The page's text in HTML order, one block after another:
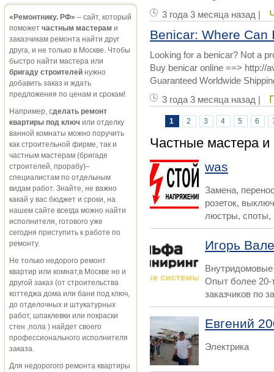
«Ремонтнику. РФ» – сайт, который
поможет частным мастерам и
заказчикам ремонта найти друг
друга, и не только в Москве. Чтобы
быстро найти мастера или
бригаду строителей нужно
добавить заказ и ждать
предложения по ценам и срокам!
Например, сделать ремонт
квартиры под ключ или отделку
ванной комнаты можно поручить
как строительной фирме, так и
частным мастерам (бригаде
строителей, прорабу)–
специалистам по отдельным
видам работ. Знайте, не важно
какай у вас бюджет и сроки, на
нашем сайте всегда можно найти
исполнителя, готового уже
сегодня приступить к работе по
ремонту.
Не только недорого ремонт
квартир или комнат,в Москве но и
другой заказ (от строительства
коттеджа дома или бани под ключ,
до отделочных и штукатурных
работ, шпаклевки или покраски
стен ,пола ) найдет своего
профессионального исполнителя
заказа.
Для недорогого ремонта квартиры
3 года 3 месяца назад |
Benicar: Where Can
Looking for a benicar? Not a
Buy benicar online ==> http://
Guaranteed Worldwide
3 года 3 месяца назад |
Страницы
1 2 3 4 5 6
Частные мастера и
was
Замена,
розеток,
люстры, споты,
Игорь
Опыт более 20-
заказчиков по
Евгений
Электрика